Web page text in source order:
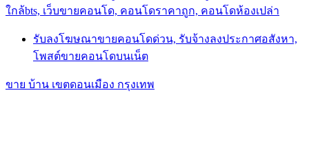
ใกล้bts, เว็บขายคอนโด, คอนโดราคาถูก, คอนโดห้องเปล่า
รับลงโฆษณาขายคอนโดด่วน, รับจ้างลงประกาศอสังหา,
โพสต์ขายคอนโดบนเน็ต
ขาย บ้าน เขตดอนเมือง กรุงเทพ